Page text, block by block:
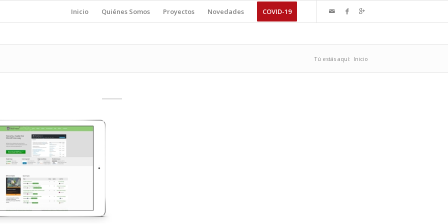
Inicio Quiénes Somos Proyectos Novedades COVID-19
Tú estás aquí: Inicio